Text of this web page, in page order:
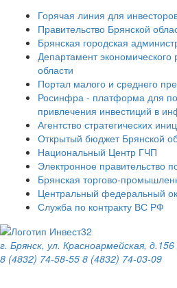
Горячая линия для
Правительство Брянской
Брянская городская
Департамент экономического
области
Портал малого и среднего
Росинфра - платформа для
привлечения инвестиций в
Агентство стратегических
Открытый бюджет Брянской
Национальный Центр ГЧП
Электронное правительство
Брянская торгово-
Центральный федеральный
Служба по контракту ВС РФ
г. Брянск, ул. Красноармейская, д.156
8 (4832) 74-58-55 8 (4832) 74-03-09